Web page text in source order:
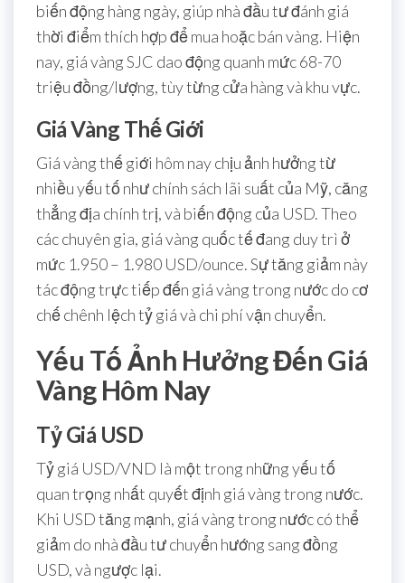
biến động hàng ngày, giúp nhà đầu tư đánh giá
thời điểm thích hợp để mua hoặc bán vàng. Hiện
nay, giá vàng SJC dao động quanh mức 68-70
triệu đồng/lượng, tùy từng cửa hàng và khu vực.
Giá Vàng Thế Giới
Giá vàng thế giới hôm nay chịu ảnh hưởng từ
nhiều yếu tố như chính sách lãi suất của Mỹ, căng
thẳng địa chính trị, và biến động của USD. Theo
các chuyên gia, giá vàng quốc tế đang duy trì ở
mức 1.950 – 1.980 USD/ounce. Sự tăng giảm này
tác động trực tiếp đến giá vàng trong nước do cơ
chế chênh lệch tỷ giá và chi phí vận chuyển.
Yếu Tố Ảnh Hưởng Đến Giá
Vàng Hôm Nay
Tỷ Giá USD
Tỷ giá USD/VND là một trong những yếu tố
quan trọng nhất quyết định giá vàng trong nước.
Khi USD tăng mạnh, giá vàng trong nước có thể
giảm do nhà đầu tư chuyển hướng sang đồng
USD, và ngược lại.